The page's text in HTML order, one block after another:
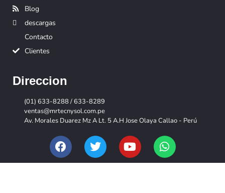
Blog
descargas
Contacto
Clientes
Direccion
(01) 633-8288 / 633-8289
ventas@mrtecnysol.com.pe
Av. Morales Duarez Mz A Lt. 5 A.H Jose Olaya Callao - Perú